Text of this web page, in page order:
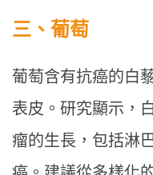
三、葡萄
葡萄含有抗癌的白
表皮。研究顯示，
瘤的生長，包括淋